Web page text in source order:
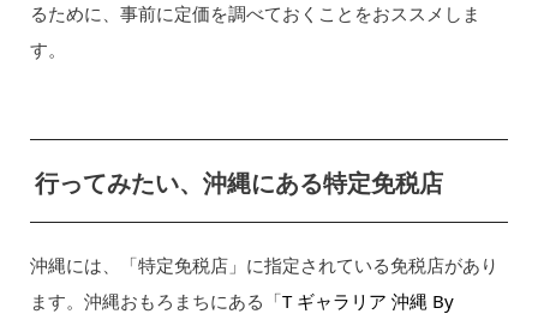
るために、事前に定価を調べておくことをおススメしま
す。
行ってみたい、沖縄にある特定免税店
沖縄には、「特定免税店」に指定されている免税店があり
ます。沖縄おもろまちにある「T ギャラリア 沖縄 By